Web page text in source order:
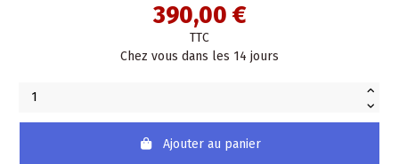
390,00 €
TTC
Chez vous dans les 14 jours
Ajouter au panier